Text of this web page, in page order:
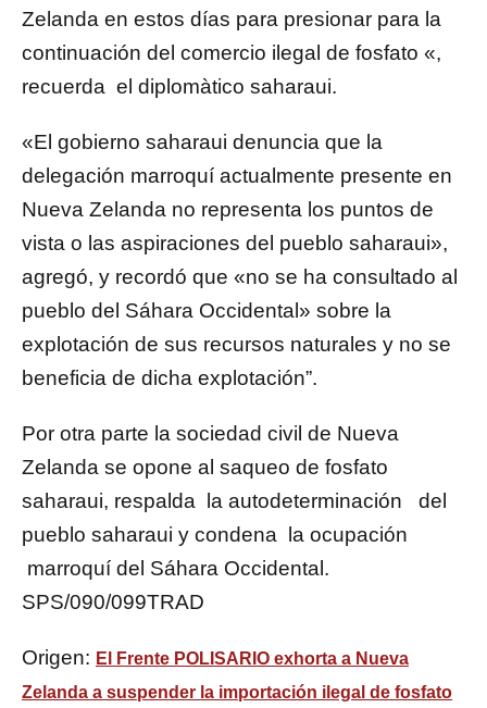
Zelanda en estos días para presionar para la
continuación del comercio ilegal de fosfato «,
recuerda el diplomàtico saharaui.
«El gobierno saharaui denuncia que la
delegación marroquí actualmente presente en
Nueva Zelanda no representa los puntos de
vista o las aspiraciones del pueblo saharaui»,
agregó, y recordó que «no se ha consultado al
pueblo del Sáhara Occidental» sobre la
explotación de sus recursos naturales y no se
beneficia de dicha explotación”.
Por otra parte la ​​sociedad civil de Nueva
Zelanda se opone al saqueo de fosfato
saharaui, respalda la autodeterminación del
pueblo saharaui y condena la ocupación
marroquí del Sáhara Occidental.
SPS/090/099TRAD
Origen: El Frente POLISARIO exhorta a Nueva
Zelanda a suspender la importación ilegal de fosfato